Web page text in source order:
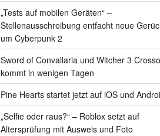
„Tests auf mobilen Geräten“ –
Stellenausschreibung entfacht neue
um Cyberpunk 2
Sword of Convallaria und Witcher 3
kommt in wenigen Tagen
Pine Hearts startet jetzt auf iOS und
„Selfie oder raus?“ – Roblox setzt auf
Altersprüfung mit Ausweis und Foto